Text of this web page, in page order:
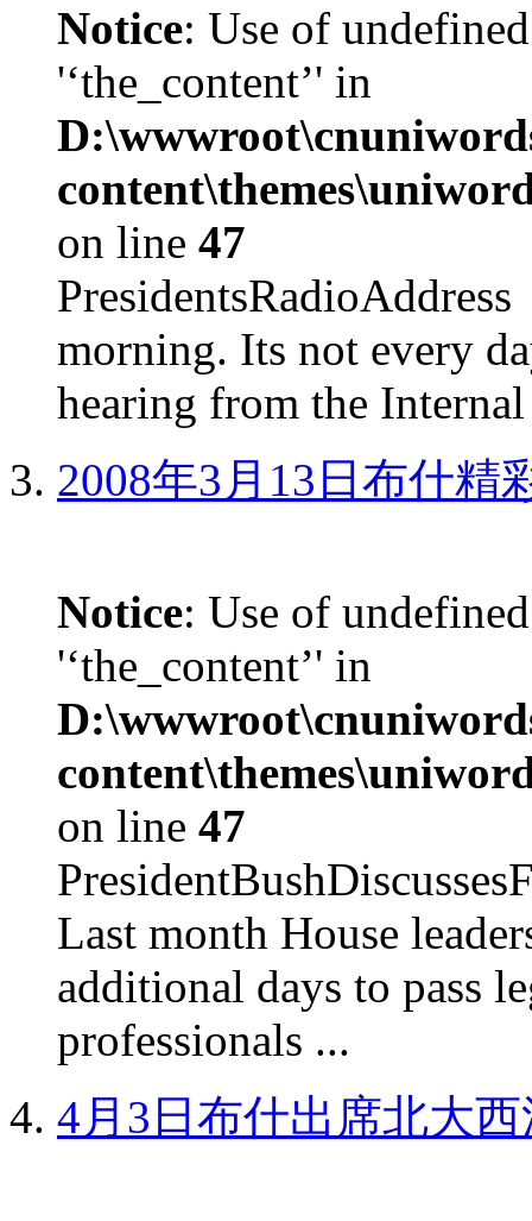
Notice: Use of
'‘the_content’' in
on line 47
morning. Its not every
hearing from the
2008年3月13日布什精
Notice: Use of
'‘the_content’' in
on line 47
Last month House
additional days to pass
professionals ...
4月3日布什出席北大